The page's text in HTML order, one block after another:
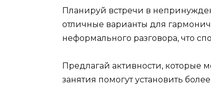
Планируй встречи в
отличные варианты для
неформального разговора, что
Предлагай активности, которые
занятия помогут установить